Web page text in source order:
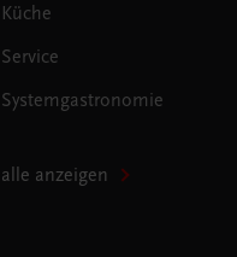
Küche
Service
Systemgastronomie
alle anzeigen